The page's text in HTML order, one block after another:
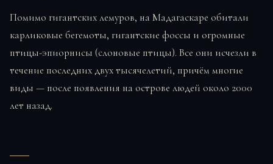
Помимо гигантских лемуров, на Мадагаскаре обитали
карликовые бегемоты, гигантские фоссы и огромные
птицы-эпиорнисы (слоновые птицы). Все они исчезли в
течение последних двух тысячелетий, причём многие
виды — после появления на острове людей около 2000
лет назад.